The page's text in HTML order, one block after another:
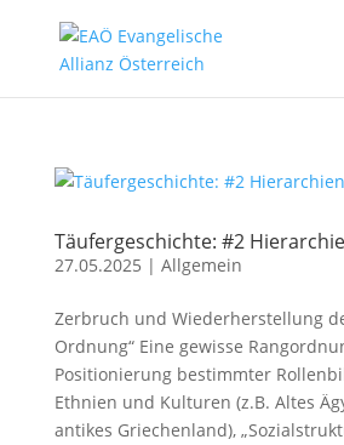
Täufergeschichte: #2
27.05.2025 | Allgemein
Zerbruch und Wiederherstellung
Ordnung“ Eine gewisse
Positionierung bestimmter
Ethnien und Kulturen (z.B. Altes
antikes Griechenland),